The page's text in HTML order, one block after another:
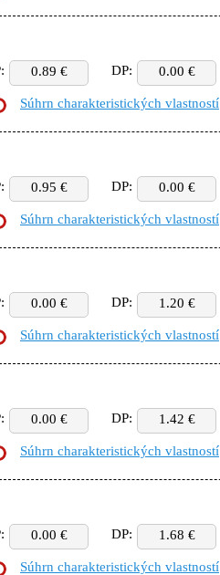
0.89 € DP: 0.00 €
Súhrn charakteristických vlastností
0.95 € DP: 0.00 €
Súhrn charakteristických vlastností
0.00 € DP: 1.20 €
Súhrn charakteristických vlastností
0.00 € DP: 1.42 €
Súhrn charakteristických vlastností
0.00 € DP: 1.68 €
Súhrn charakteristických vlastností